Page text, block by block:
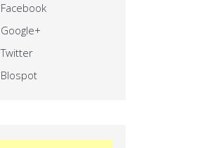
Facebook
Google+
Twitter
Blospot